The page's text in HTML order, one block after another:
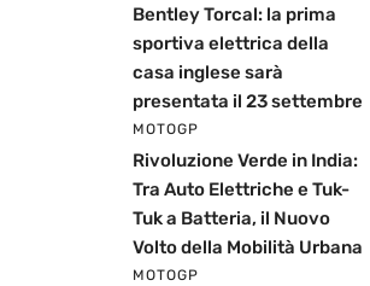
Bentley Torcal: la prima
sportiva elettrica della
casa inglese sarà
presentata il 23 settembre
MOTOGP
Rivoluzione Verde in India:
Tra Auto Elettriche e Tuk-
Tuk a Batteria, il Nuovo
Volto della Mobilità Urbana
MOTOGP